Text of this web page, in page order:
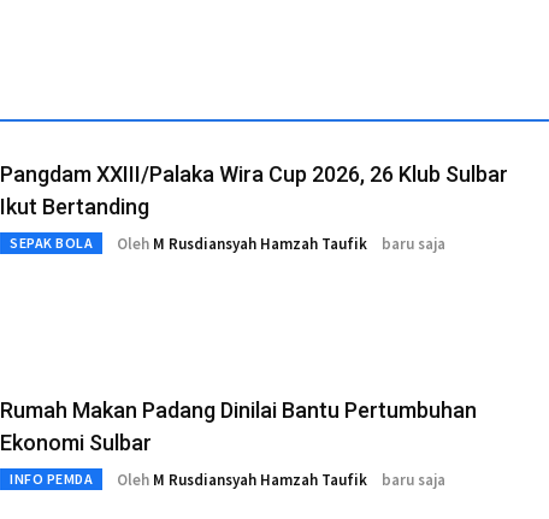
Pangdam XXIII/Palaka Wira Cup 2026, 26 Klub Sulbar
Ikut Bertanding
SEPAK BOLA Oleh M Rusdiansyah Hamzah Taufik baru saja
Rumah Makan Padang Dinilai Bantu Pertumbuhan
Ekonomi Sulbar
INFO PEMDA Oleh M Rusdiansyah Hamzah Taufik baru saja